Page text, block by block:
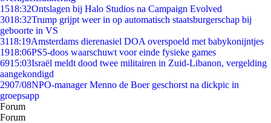
1518:32Ontslagen bij Halo Studios na Campaign Evolved
3018:32Trump grijpt weer in op automatisch staatsburgerschap bij
geboorte in VS
3118:19Amsterdams dierenasiel DOA overspoeld met babykonijntjes
1918:06PS5-doos waarschuwt voor einde fysieke games
6915:03Israël meldt dood twee militairen in Zuid-Libanon, vergelding
aangekondigd
2907/08NPO-manager Menno de Boer geschorst na dickpic in
groepsapp
Forum
Forum